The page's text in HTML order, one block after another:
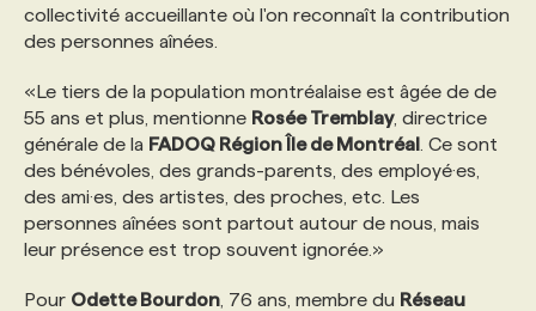
collectivité accueillante où l'on reconnaît la contribution
des personnes aînées.
«Le tiers de la population montréalaise est âgée de de
55 ans et plus, mentionne Rosée Tremblay, directrice
générale de la FADOQ Région Île de Montréal . Ce sont
des bénévoles, des grands-parents, des employé·es,
des ami·es, des artistes, des proches, etc. Les
personnes aînées sont partout autour de nous, mais
leur présence est trop souvent ignorée.»
Pour Odette Bourdon , 76 ans, membre du Réseau